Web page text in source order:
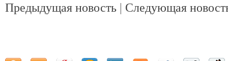
Предыдущая новость | Следующая